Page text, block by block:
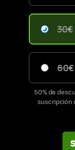
30€
60€
50% de
suscripción